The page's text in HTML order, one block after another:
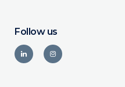
Follow us